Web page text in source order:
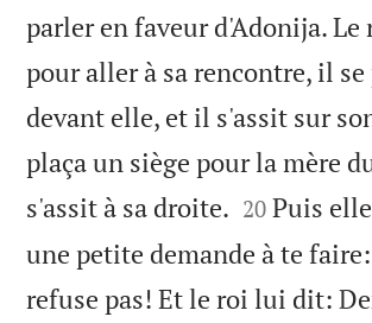
parler en faveur d'Adonija. Le
pour aller à sa rencontre, il
devant elle, et il s'assit sur
plaça un siège pour la mère
s'assit à sa droite. 

20 Puis
une petite demande à te
refuse pas! Et le roi lui dit: